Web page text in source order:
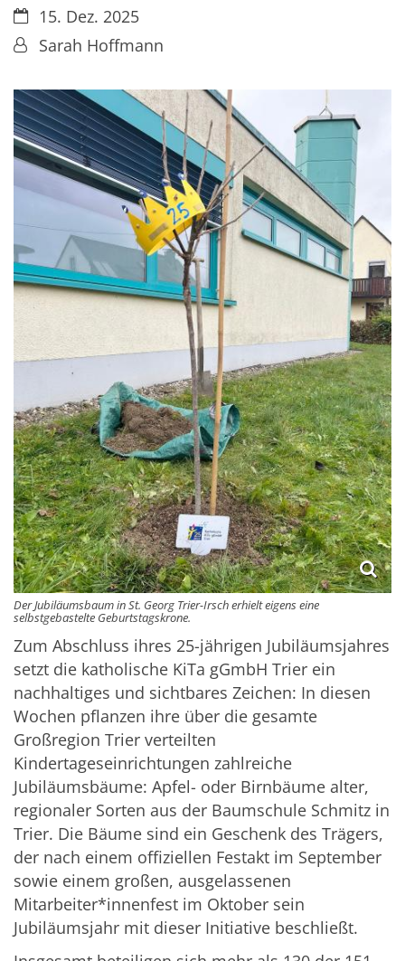
Datum:15. Dez. 2025
Von:Sarah Hoffmann
Der Jubiläumsbaum in St. Georg Trier-Irsch erhielt eigens eine
selbstgebastelte Geburtstagskrone.
Zum Abschluss ihres 25-jährigen Jubiläumsjahres
setzt die katholische KiTa gGmbH Trier ein
nachhaltiges und sichtbares Zeichen: In diesen
Wochen pflanzen ihre über die gesamte
Großregion Trier verteilten
Kindertageseinrichtungen zahlreiche
Jubiläumsbäume: Apfel- oder Birnbäume alter,
regionaler Sorten aus der Baumschule Schmitz in
Trier. Die Bäume sind ein Geschenk des Trägers,
der nach einem offiziellen Festakt im September
sowie einem großen, ausgelassenen
Mitarbeiter*innenfest im Oktober sein
Jubiläumsjahr mit dieser Initiative beschließt.